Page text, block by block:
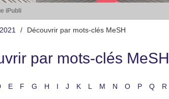
iPubli
2021 Découvrir par mots-clés MeSH
par mots-clés MeSH
E F G H I J K L M N O P Q R